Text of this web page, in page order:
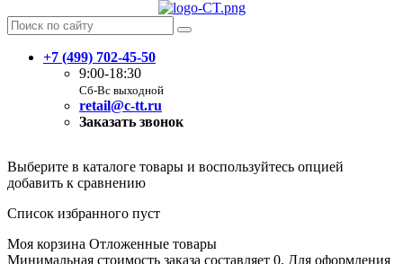
+7 (499) 702-45-50
9:00-18:30
Сб-Вс выходной
retail@c-tt.ru
Заказать звонок
Выберите в каталоге товары и воспользуйтесь опцией
добавить к сравнению
Список избранного пуст
Моя корзина Отложенные товары
Минимальная стоимость заказа составляет 0. Для оформления